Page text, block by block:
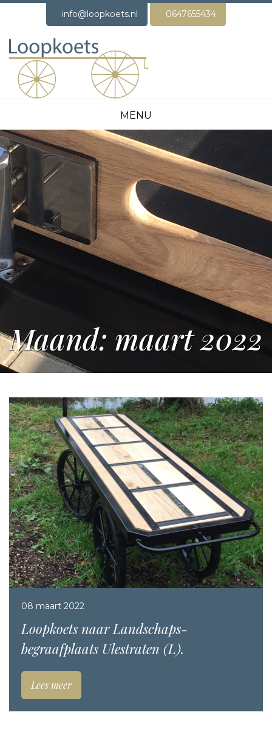
info@loopkoets.nl 0647655434
MENU
Maand: maart 2022
08 maart 2022
Loopkoets naar Landschaps-
begraafplaats Ulestraten (L).
Lees meer